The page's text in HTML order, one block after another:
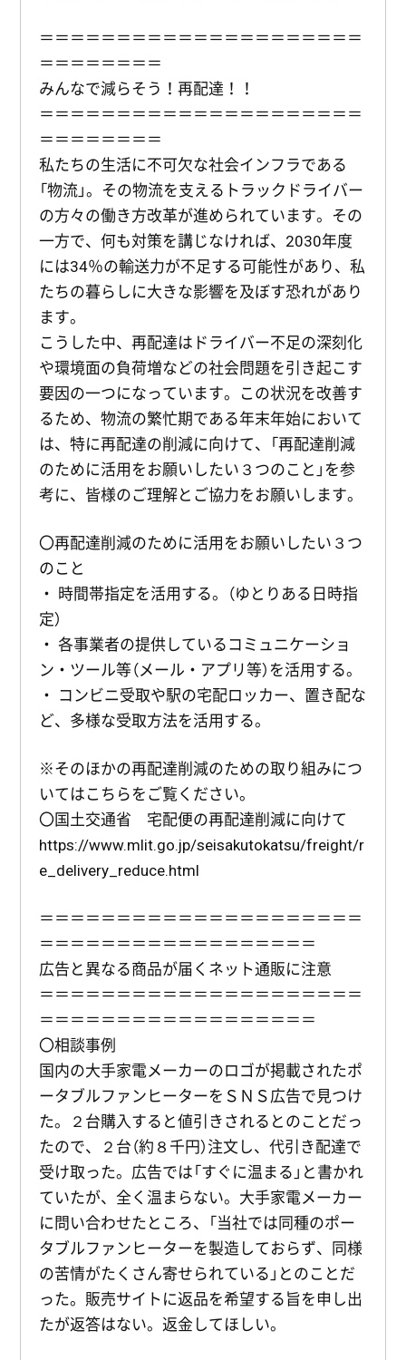
＝＝＝＝＝＝＝＝＝＝＝＝＝＝＝＝＝＝＝＝＝
＝＝＝＝＝＝＝＝
みんなで減らそう！再配達！！
＝＝＝＝＝＝＝＝＝＝＝＝＝＝＝＝＝＝＝＝＝
＝＝＝＝＝＝＝＝
私たちの生活に不可欠な社会インフラである
「物流」。その物流を支えるトラックドライバー
の方々の働き方改革が進められています。その
一方で、何も対策を講じなければ、2030年度
には34％の輸送力が不足する可能性があり、私
たちの暮らしに大きな影響を及ぼす恐れがあり
ます。
こうした中、再配達はドライバー不足の深刻化
や環境面の負荷増などの社会問題を引き起こす
要因の一つになっています。この状況を改善す
るため、物流の繁忙期である年末年始において
は、特に再配達の削減に向けて、「再配達削減
のために活用をお願いしたい３つのこと」を参
考に、皆様のご理解とご協力をお願いします。
〇再配達削減のために活用をお願いしたい３つ
のこと
・ 時間帯指定を活用する。（ゆとりある日時指
定）
・ 各事業者の提供しているコミュニケーショ
ン・ツール等（メール・アプリ等）を活用する。
・ コンビニ受取や駅の宅配ロッカー、置き配な
ど、多様な受取方法を活用する。
※そのほかの再配達削減のための取り組みにつ
いてはこちらをご覧ください。
〇国土交通省 宅配便の再配達削減に向けて
https://www.mlit.go.jp/seisakutokatsu/freight/r
e_delivery_reduce.html
＝＝＝＝＝＝＝＝＝＝＝＝＝＝＝＝＝＝＝＝＝
＝＝＝＝＝＝＝＝＝＝＝＝＝＝＝＝＝＝
広告と異なる商品が届くネット通販に注意
＝＝＝＝＝＝＝＝＝＝＝＝＝＝＝＝＝＝＝＝＝
＝＝＝＝＝＝＝＝＝＝＝＝＝＝＝＝＝＝
〇相談事例
国内の大手家電メーカーのロゴが掲載されたポ
ータブルファンヒーターをＳＮＳ広告で見つけ
た。２台購入すると値引きされるとのことだっ
たので、２台（約８千円）注文し、代引き配達で
受け取った。広告では「すぐに温まる」と書かれ
ていたが、全く温まらない。大手家電メーカー
に問い合わせたところ、「当社では同種のポー
タブルファンヒーターを製造しておらず、同様
の苦情がたくさん寄せられている」とのことだ
った。販売サイトに返品を希望する旨を申し出
たが返答はない。返金してほしい。